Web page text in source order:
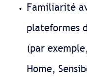
Familiarité
plateformes
(par
Home,